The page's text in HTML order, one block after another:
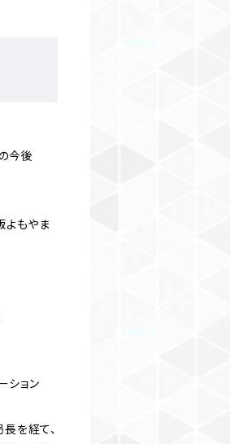
今後
よもやま
ション
を経て、